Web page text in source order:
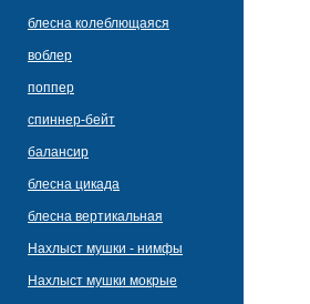
блесна колеблющаяся
воблер
поппер
спиннер-бейт
балансир
блесна цикада
блесна вертикальная
Нахлыст мушки - нимфы
Нахлыст мушки мокрые